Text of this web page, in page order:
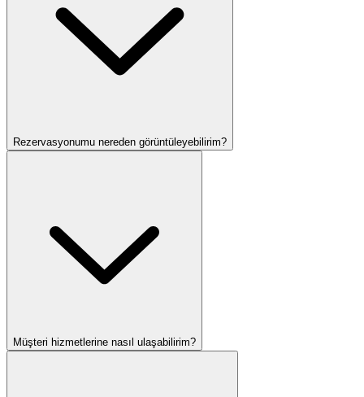
Rezervasyonumu nereden görüntüleyebilirim?
Müşteri hizmetlerine nasıl ulaşabilirim?